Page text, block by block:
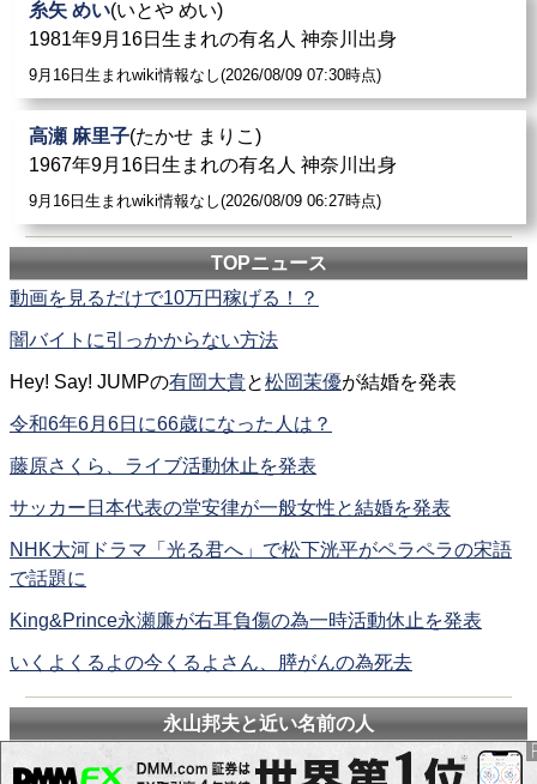
糸矢 めい(いとや めい)
1981年9月16日生まれの有名人 神奈川出身
9月16日生まれwiki情報なし(2026/08/09 07:30時点)
高瀬 麻里子(たかせ まりこ)
1967年9月16日生まれの有名人 神奈川出身
9月16日生まれwiki情報なし(2026/08/09 06:27時点)
TOPニュース
動画を見るだけで10万円稼げる！？
闇バイトに引っかからない方法
Hey! Say! JUMPの有岡大貴と松岡茉優が結婚を発表
令和6年6月6日に66歳になった人は？
藤原さくら、ライブ活動休止を発表
サッカー日本代表の堂安律が一般女性と結婚を発表
NHK大河ドラマ「光る君へ」で松下洸平がペラペラの宋語
で話題に
King&Prince永瀬廉が右耳負傷の為一時活動休止を発表
いくよくるよの今くるよさん、膵がんの為死去
永山邦夫と近い名前の人